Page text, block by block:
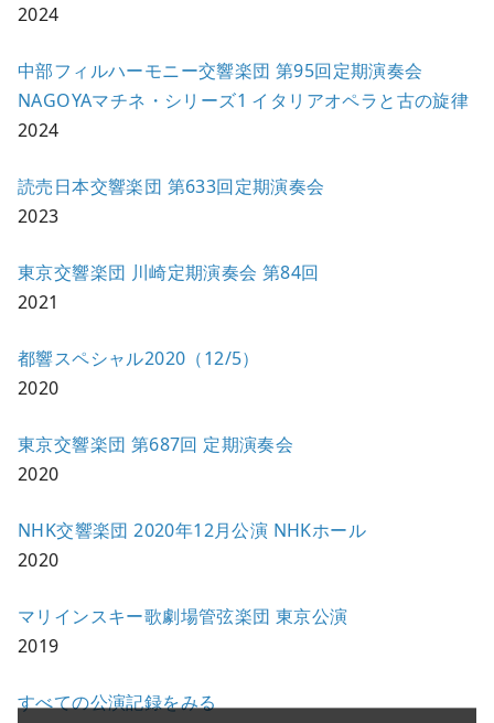
2024
中部フィルハーモニー交響楽団 第95回定期演奏会
NAGOYAマチネ・シリーズ1 イタリアオペラと古の旋律
2024
読売日本交響楽団 第633回定期演奏会
2023
東京交響楽団 川崎定期演奏会 第84回
2021
都響スペシャル2020（12/5）
2020
東京交響楽団 第687回 定期演奏会
2020
NHK交響楽団 2020年12⽉公演 NHKホール
2020
マリインスキー歌劇場管弦楽団 東京公演
2019
すべての公演記録をみる